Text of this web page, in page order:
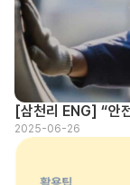
[삼천리 ENG] “안
2025-06-26